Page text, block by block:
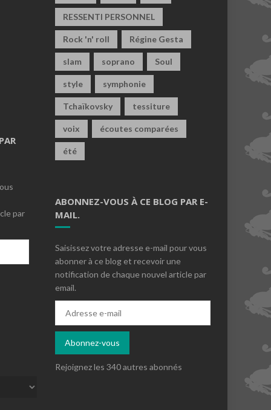
par
RESSENTI PERSONNEL
Rock 'n' roll Régine Gesta
slam soprano Soul
style symphonie
Tchaïkovsky tessiture
voix écoutes comparées
été
ABONNEZ-VOUS À CE BLOG PAR E-
MAIL.
Saisissez votre adresse e-mail pour vous
abonner à ce blog et recevoir une
notification de chaque nouvel article par
email.
mail
Abonnez-vous
Rejoignez les 340 autres abonnés